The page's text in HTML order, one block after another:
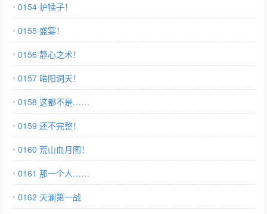
0154 护犊子！
0155 盛宴！
0156 静心之术！
0157 皓阳洞天！
0158 这都不是……
0159 还不完整！
0160 荒山血月图！
0161 那一个人……
0162 天澜第一战